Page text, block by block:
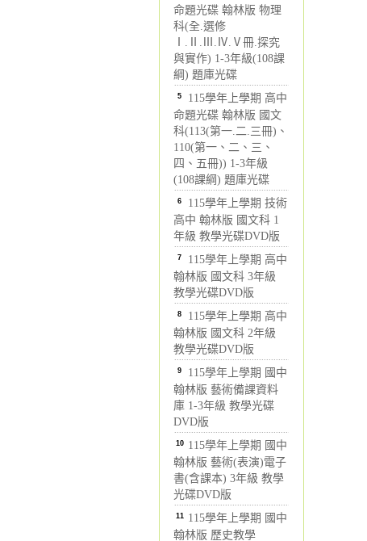
命題光碟 翰林版 物理
科(全.選修
Ⅰ.Ⅱ.Ⅲ.Ⅳ.Ⅴ冊.探究
與實作) 1-3年級(108課
綱) 題庫光碟
5 115學年上學期 高中
命題光碟 翰林版 國文
科(113(第一.二.三冊)、
110(第一、二、三、
四、五冊)) 1-3年級
(108課綱) 題庫光碟
6 115學年上學期 技術
高中 翰林版 國文科 1
年級 教學光碟DVD版
7 115學年上學期 高中
翰林版 國文科 3年級
教學光碟DVD版
8 115學年上學期 高中
翰林版 國文科 2年級
教學光碟DVD版
9 115學年上學期 國中
翰林版 藝術備課資料
庫 1-3年級 教學光碟
DVD版
10 115學年上學期 國中
翰林版 藝術(表演)電子
書(含課本) 3年級 教學
光碟DVD版
11 115學年上學期 國中
翰林版 歷史教學